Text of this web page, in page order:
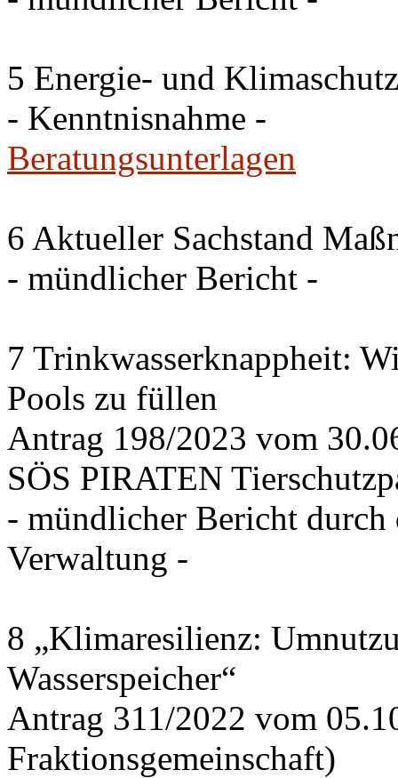
5 Energie- und
- Kenntnisnahme -
Beratungsunterlagen
6 Aktueller Sachstand
- mündlicher Bericht -
7 Trinkwasserknappheit:
Pools zu füllen
Antrag 198/2023 vom
SÖS PIRATEN
- mündlicher Bericht
Verwaltung -
8 „Klimaresilienz:
Wasserspeicher“
Antrag 311/2022 vom
Fraktionsgemeinschaft)